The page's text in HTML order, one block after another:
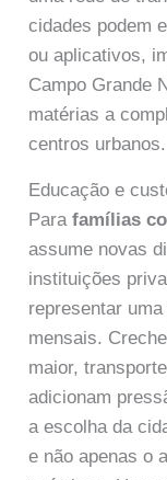
cidades podem
ou aplicativos,
Campo Grande
matérias a
centros urbanos.
Educação e
Parafamílias
assume novas
instituições
representar
mensais.
maior,
adicionam
a escolha da
e não apenas o